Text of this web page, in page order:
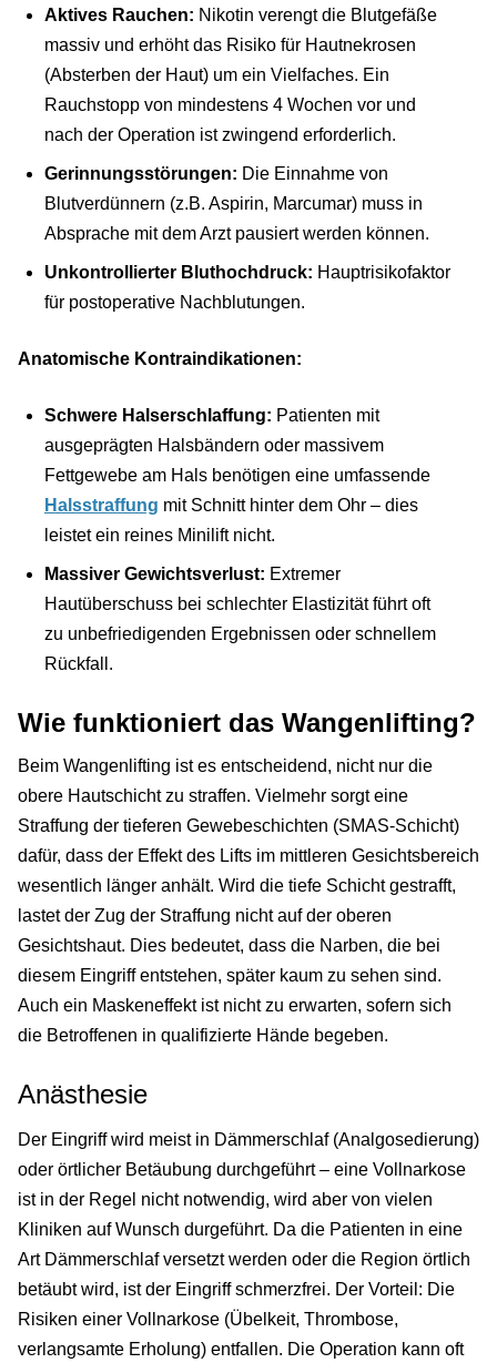
Aktives Rauchen: Nikotin verengt die Blutgefäße
massiv und erhöht das Risiko für Hautnekrosen
(Absterben der Haut) um ein Vielfaches. Ein
Rauchstopp von mindestens 4 Wochen vor und
nach der Operation ist zwingend erforderlich.
Gerinnungsstörungen: Die Einnahme von
Blutverdünnern (z.B. Aspirin, Marcumar) muss in
Absprache mit dem Arzt pausiert werden können.
Unkontrollierter Bluthochdruck: Hauptrisikofaktor
für postoperative Nachblutungen.
Anatomische Kontraindikationen:
Schwere Halserschlaffung: Patienten mit
ausgeprägten Halsbändern oder massivem
Fettgewebe am Hals benötigen eine umfassende
Halsstraffung mit Schnitt hinter dem Ohr – dies
leistet ein reines Minilift nicht.
Massiver Gewichtsverlust: Extremer
Hautüberschuss bei schlechter Elastizität führt oft
zu unbefriedigenden Ergebnissen oder schnellem
Rückfall.
Wie funktioniert das Wangenlifting?
Beim Wangenlifting ist es entscheidend, nicht nur die
obere Hautschicht zu straffen. Vielmehr sorgt eine
Straffung der tieferen Gewebeschichten (SMAS-Schicht)
dafür, dass der Effekt des Lifts im mittleren Gesichtsbereich
wesentlich länger anhält. Wird die tiefe Schicht gestrafft,
lastet der Zug der Straffung nicht auf der oberen
Gesichtshaut. Dies bedeutet, dass die Narben, die bei
diesem Eingriff entstehen, später kaum zu sehen sind.
Auch ein Maskeneffekt ist nicht zu erwarten, sofern sich
die Betroffenen in qualifizierte Hände begeben.
Anästhesie
Der Eingriff wird meist in Dämmerschlaf (Analgosedierung)
oder örtlicher Betäubung durchgeführt – eine Vollnarkose
ist in der Regel nicht notwendig, wird aber von vielen
Kliniken auf Wunsch durgeführt. Da die Patienten in eine
Art Dämmerschlaf versetzt werden oder die Region örtlich
betäubt wird, ist der Eingriff schmerzfrei. Der Vorteil: Die
Risiken einer Vollnarkose (Übelkeit, Thrombose,
verlangsamte Erholung) entfallen. Die Operation kann oft